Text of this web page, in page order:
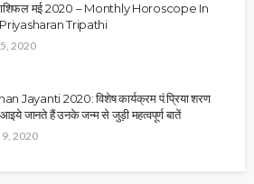
मई 2020 – Monthly Horoscope In
Tripathi
2020
Jayanti 2020: विशेष कार्यक्रम पं.प्रिया शरण
आइये जानते हैं उनके जन्म से जुड़ी महत्वपूर्ण बातें
2020